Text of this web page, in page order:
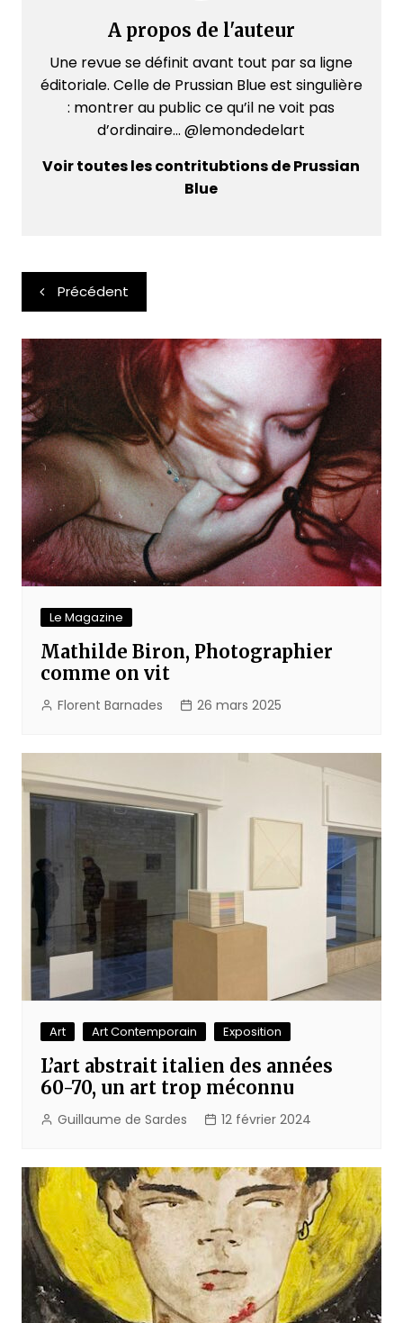
A propos de l'auteur
Une revue se définit avant tout par sa ligne
éditoriale. Celle de Prussian Blue est singulière
: montrer au public ce qu’il ne voit pas
d’ordinaire... @lemondedelart
Voir toutes les contritubtions de Prussian
Blue
Navigation
de
l’article
Précédent
Le Magazine
Mathilde Biron, Photographier
comme on vit
Florent Barnades 26 mars 2025
Art Art Contemporain Exposition
L’art abstrait italien des années
60-70, un art trop méconnu
Guillaume de Sardes 12 février 2024